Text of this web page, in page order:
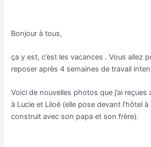
Bonjour à tous,
ça y est, c’est les vacances . Vous allez
reposer après 4 semaines de travail
Voici de nouvelles photos que j’ai reçues
à Lucie et Liloé (elle pose devant l’hôtel à
construit avec son papa et son frère).